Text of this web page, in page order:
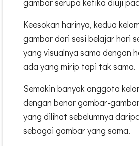
Keesokan harinya, kedua
gambar dari sesi belajar hari
yang visualnya sama dengan
ada yang mirip tapi tak sama.
Semakin banyak anggota
dengan benar gambar-
yang dilihat sebelumnya
sebagai gambar yang sama.